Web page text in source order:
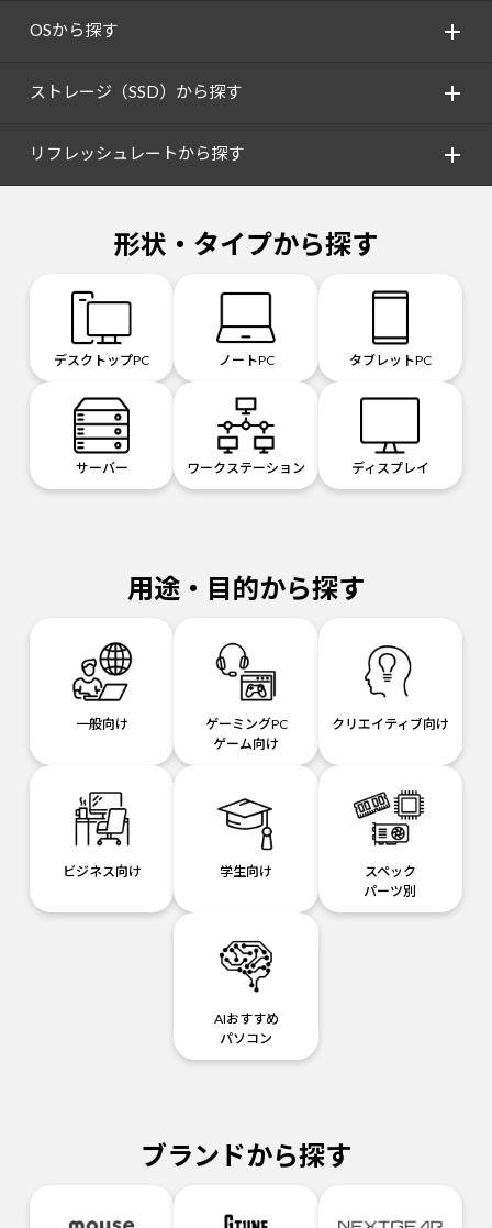
OSから探す
ストレージ（SSD）から探す
リフレッシュレートから探す
形状・タイプから探す
デスクトップPC ノートPC タブレットPC
サーバー ワークステーション ディスプレイ
用途・目的から探す
一般向け
ゲーミングPC
ゲーム向け
クリエイティブ向け
ビジネス向け 学生向け
スペック
パーツ別
AIおすすめ
パソコン
ブランドから探す